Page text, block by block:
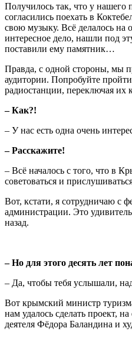
Получилось так, что у нашего
согласились поехать в
свою музыку. Всё делалось на
интересное дело, нашли под
поставили ему памятник…
Правда, с одной стороны, мы
аудитории. Попробуйте
радиостанции, переключая их
– Как?!
– У нас есть одна очень
– Расскажите!
– Всё началось с того, что в
советоваться и
Вот, кстати, я сотрудничаю с
администрации. Это
назад.
– Но для этого десять лет
– Да, чтобы тебя услышали,
Вот крымский министр
нам удалось сделать проект,
деятеля Фёдора Баландина и